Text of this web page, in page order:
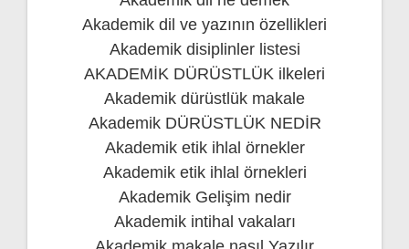
Akademik dil ve yazının özellikleri
Akademik disiplinler listesi
AKADEMİK DÜRÜSTLÜK ilkeleri
Akademik dürüstlük makale
Akademik DÜRÜSTLÜK NEDİR
Akademik etik ihlal örnekler
Akademik etik ihlal örnekleri
Akademik Gelişim nedir
Akademik intihal vakaları